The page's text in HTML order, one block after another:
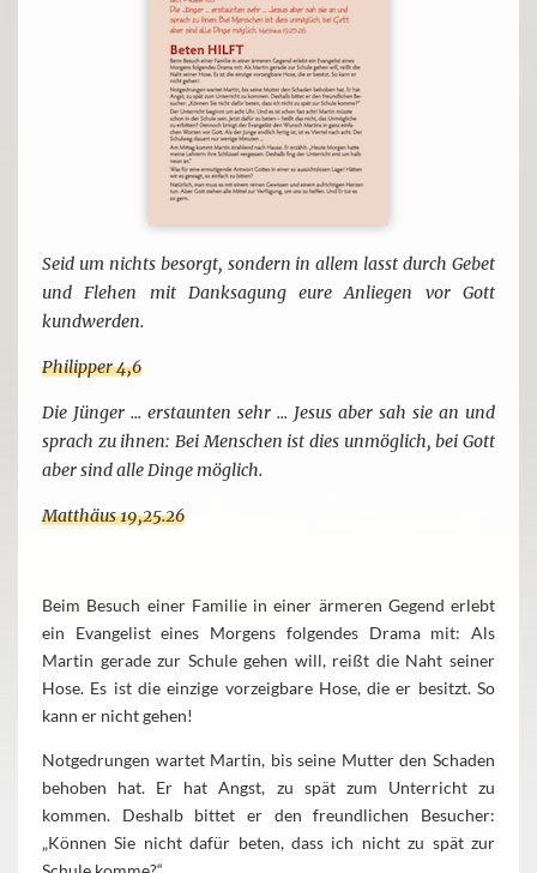
Seid um nichts besorgt, sondern in allem lasst durch Gebet
und Flehen mit Danksagung eure Anliegen vor Gott
kundwerden.
Philipper 4,6
Die Jünger ... erstaunten sehr ... Jesus aber sah sie an und
sprach zu ihnen: Bei Menschen ist dies unmöglich, bei Gott
aber sind alle Dinge möglich.
Matthäus 19,25.26
Beim Besuch einer Familie in einer ärmeren Gegend erlebt
ein Evangelist eines Morgens folgendes Drama mit: Als
Martin gerade zur Schule gehen will, reißt die Naht seiner
Hose. Es ist die einzige vorzeigbare Hose, die er besitzt. So
kann er nicht gehen!
Notgedrungen wartet Martin, bis seine Mutter den Schaden
behoben hat. Er hat Angst, zu spät zum Unterricht zu
kommen. Deshalb bittet er den freundlichen Besucher:
„Können Sie nicht dafür beten, dass ich nicht zu spät zur